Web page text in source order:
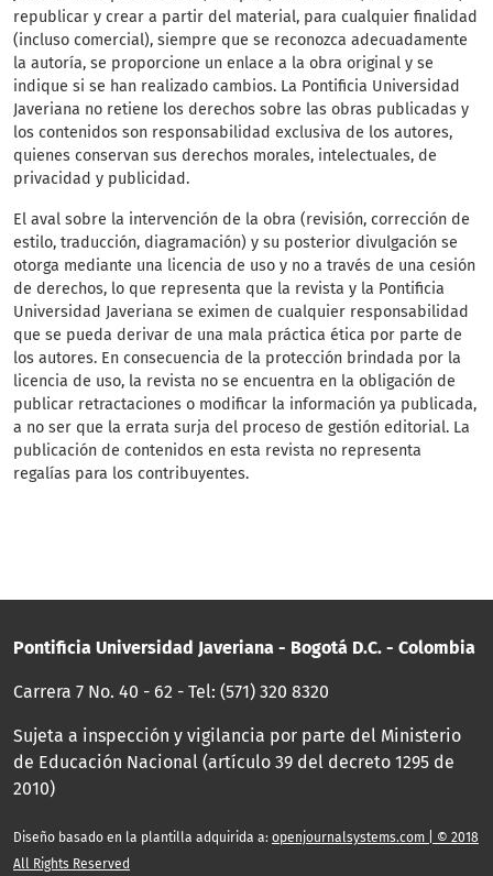
republicar y crear a partir del material, para cualquier finalidad
(incluso comercial), siempre que se reconozca adecuadamente
la autoría, se proporcione un enlace a la obra original y se
indique si se han realizado cambios. La Pontificia Universidad
Javeriana no retiene los derechos sobre las obras publicadas y
los contenidos son responsabilidad exclusiva de los autores,
quienes conservan sus derechos morales, intelectuales, de
privacidad y publicidad.
El aval sobre la intervención de la obra (revisión, corrección de
estilo, traducción, diagramación) y su posterior divulgación se
otorga mediante una licencia de uso y no a través de una cesión
de derechos, lo que representa que la revista y la Pontificia
Universidad Javeriana se eximen de cualquier responsabilidad
que se pueda derivar de una mala práctica ética por parte de
los autores. En consecuencia de la protección brindada por la
licencia de uso, la revista no se encuentra en la obligación de
publicar retractaciones o modificar la información ya publicada,
a no ser que la errata surja del proceso de gestión editorial. La
publicación de contenidos en esta revista no representa
regalías para los contribuyentes.
Pontificia Universidad Javeriana - Bogotá D.C. - Colombia
Carrera 7 No. 40 - 62 - Tel: (571) 320 8320
Sujeta a inspección y vigilancia por parte del Ministerio
de Educación Nacional (artículo 39 del decreto 1295 de
2010)
Diseño basado en la plantilla adquirida a: openjournalsystems.com | © 2018
All Rights Reserved